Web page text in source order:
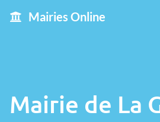
Mairies Online
Mairie de La